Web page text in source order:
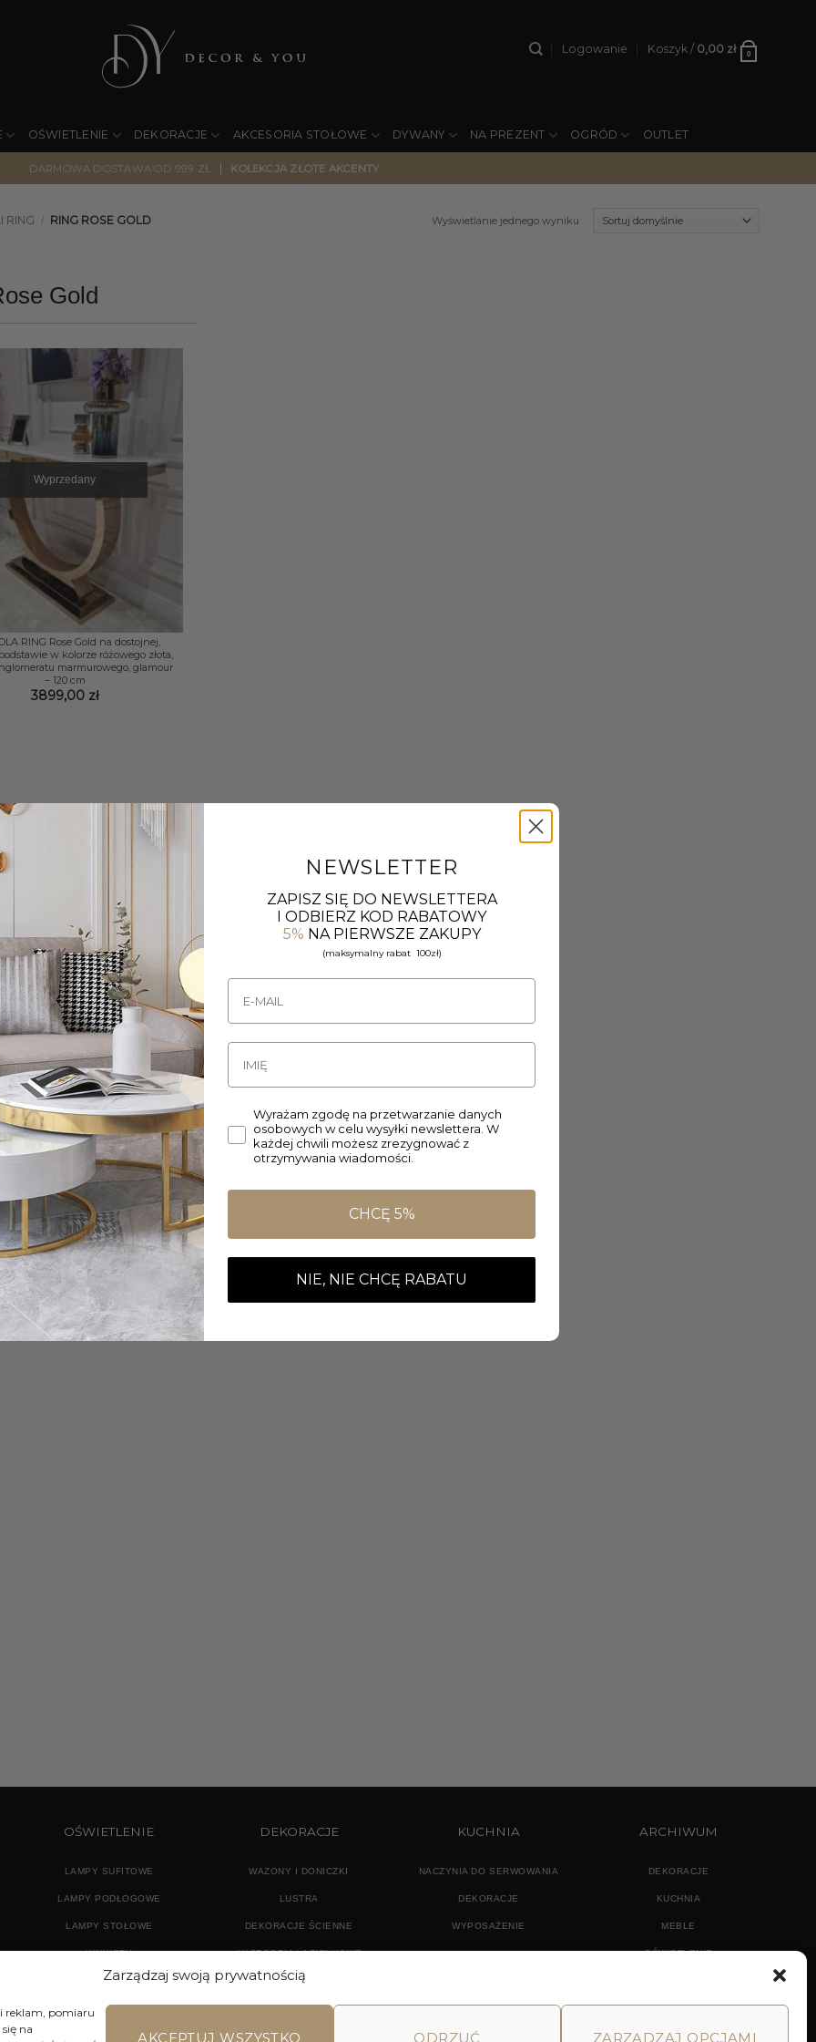
Zarządzaj swoją prywatnością
reklam, pomiaru
na
AKCEPTUJ WSZYSTKO ODRZUĆ ZARZĄDZAJ OPCJAMI
Logowanie Koszyk / 0,00 zł 0
OŚWIETLENIE DEKORACJE AKCESORIA STOŁOWE DYWANY NA PREZENT OGRÓD OUTLET
DARMOWA DOSTAWA OD 999 ZŁ | KOLEKCJA ZŁOTE AKCENTY
RING / RING ROSE GOLD Wyświetlanie jednego wyniku
Gold
Wyprzedany
RING Rose Gold na dostojnej,
w kolorze różowego złota,
marmurowego, glamour
– 120 cm
3899,00 zł
OŚWIETLENIE
LAMPY SUFITOWE
LAMPY PODŁOGOWE
LAMPY STOŁOWE
KINKIETY
DEKORACJE
WAZONY I DONICZKI
LUSTRA
DEKORACJE ŚCIENNE
AKCESORIA ŁAZIENKOWE
TEKSTYLIA
DODATKI
KUCHNIA
NACZYNIA DO SERWOWANIA
DEKORACJE
WYPOSAŻENIE
ARCHIWUM
DEKORACJE
KUCHNIA
MEBLE
OŚWIETLENIE
NEWSLETTER
ZAPISZ SIĘ DO NEWSLETTERA
I ODBIERZ KOD RABATOWY
5% NA PIERWSZE ZAKUPY
(maksymalny rabat 100zł)
Wyrażam zgodę na przetwarzanie danych
osobowych w celu wysyłki newslettera. W
każdej chwili możesz zrezygnować z
otrzymywania wiadomości.
CHCĘ 5%
NIE, NIE CHCĘ RABATU